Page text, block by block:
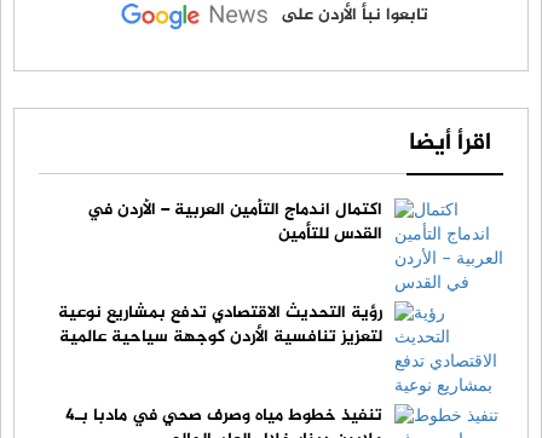
تابعوا نبأ الأردن على
اقرأ أيضا
اكتمال اندماج التأمين العربية – الأردن في
القدس للتأمين
رؤية التحديث الاقتصادي تدفع بمشاريع نوعية
لتعزيز تنافسية الأردن كوجهة سياحية عالمية
تنفيذ خطوط مياه وصرف صحي في مادبا بـ4